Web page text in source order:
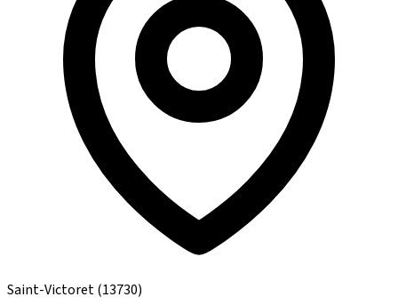
Saint-Victoret(13730)